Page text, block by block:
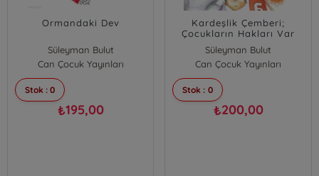
Ormandaki Dev
Süleyman Bulut
Can Çocuk Yayınları
Stok : 0
₺195,00
Kardeşlik Çemberi;
Çocukların Hakları Var
Süleyman Bulut
Can Çocuk Yayınları
Stok : 0
₺200,00